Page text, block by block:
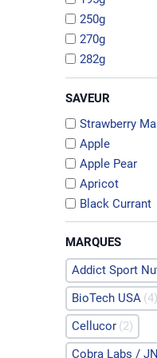
250g
270g
282g
SAVEUR
Strawberry
Apple
Apple Pear
Apricot
Black Currant
MARQUES
Addict Sport
BioTech USA 4
Cellucor 2
Cobra Labs /